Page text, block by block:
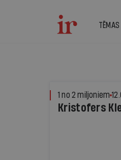
TĒMAS
1 no 2 miljoniem
Kristofers